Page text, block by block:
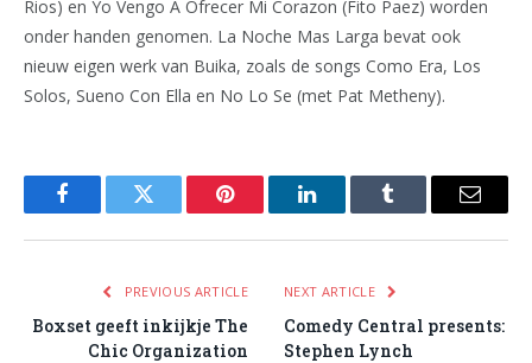
Rios) en Yo Vengo A Ofrecer Mi Corazon (Fito Paez) worden
onder handen genomen. La Noche Mas Larga bevat ook
nieuw eigen werk van Buika, zoals de songs Como Era, Los
Solos, Sueno Con Ella en No Lo Se (met Pat Metheny).
FacebookTwitter Pinterest LinkedInTumblr Email
PREVIOUS ARTICLE
Boxset geeft inkijkje The
Chic Organization
NEXT ARTICLE
Comedy Central presents:
Stephen Lynch